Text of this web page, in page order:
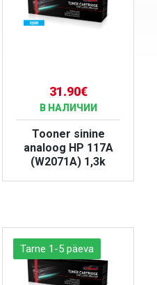
31.90€
В НАЛИЧИИ
Tooner sinine
analoog HP 117A
(W2071A) 1,3k
Tarne 1-5 päeva